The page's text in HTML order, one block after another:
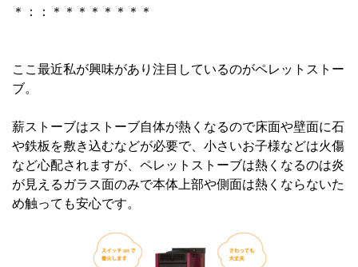
＊：：＊＊＊＊＊＊＊＊
ここ最近私が興味があり注目しているのがペレットストー
ブ。
薪ストーブはストーブ自体が熱くなるので床面や壁面に石
や鉄板を敷き込むなどが必要で、小さいお子様などは火傷
など心配されますが、ペレットストーブは熱くなるのは炎
が見えるガラス面のみで本体上部や側面は熱くならないた
め触っても安心です。